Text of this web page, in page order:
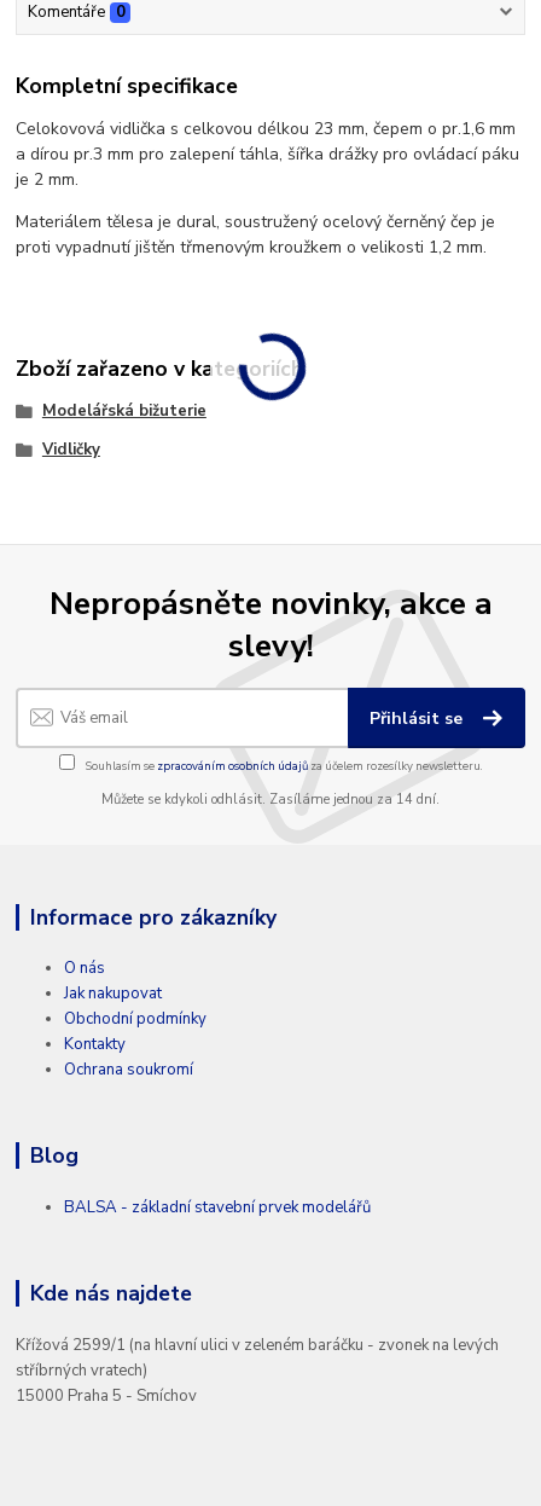
Komentáře 0
Kompletní specifikace
Celokovová vidlička s celkovou délkou 23 mm, čepem o pr.1,6 mm
a dírou pr.3 mm pro zalepení táhla, šířka drážky pro ovládací páku
je 2 mm.
Materiálem tělesa je dural, soustružený ocelový černěný čep je
proti vypadnutí jištěn třmenovým kroužkem o velikosti 1,2 mm.
Zboží zařazeno v kategoriích
Modelářská bižuterie
Vidličky
Nepropásněte novinky, akce a
slevy!
Přihlásit se
Souhlasím se zpracováním osobních údajůza účelem rozesílky newsletteru.
Můžete se kdykoli odhlásit. Zasíláme jednou za 14 dní.
Informace pro zákazníky
O nás
Jak nakupovat
Obchodní podmínky
Kontakty
Ochrana soukromí
Blog
BALSA - základní stavební prvek modelářů
Kde nás najdete
Křížová 2599/1 (na hlavní ulici v zeleném baráčku - zvonek na levých
stříbrných vratech)
15000 Praha 5 - Smíchov